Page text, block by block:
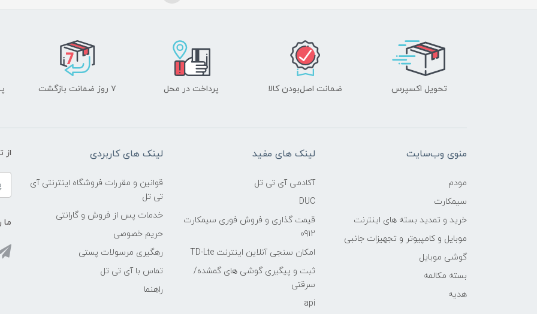
تحویل اکسپرس ضمانت اصل‌بودن کالا پرداخت در محل ۷ روز ضمانت بازگشت
منوی وب‌سایت
مودم
سیمکارت
خرید و تمدید بسته های اینترنت
موبایل و کامپیوتر و تجهیزات جانبی
گوشی موبایل
بسته مکالمه
هدیه
لینک های مفید
آکادمی آی تی تل
DUC
قیمت گذاری و فروش فوری سیمکارت
0912
امکان سنجی آنلاین اینترنت TD-Lte
ثبت و پیگیری گوشی های گمشده/
سرقتی
api
لینک های کاربردی
قوانین و مقررات فروشگاه اینترنتی آی
تی تل
خدمات پس از فروش و گارانتی
حریم خصوصی
رهگیری مرسولات پستی
تماس با آی تی تل
راهنما
از
ما